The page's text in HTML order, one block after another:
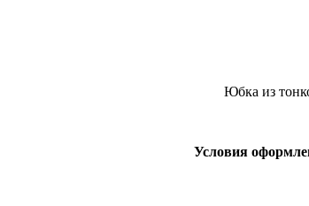
Юбка из
Условия